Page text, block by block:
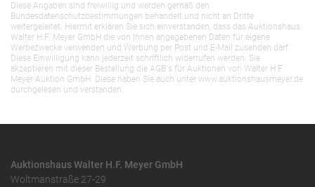
Diese Angaben sind freiwillig und werden gemäß den
Bundesdatenschutzbestimmungen behandelt und nicht an Dritte
weitergeleitet. Hiermit erklären Sie sich einverstanden, dass das Auktionshaus
Walter H.F. Meyer GmbH die von Ihnen angegebenen Daten für eigene
Werbezwecke verwenden und Werbung per Post und E-Mail zusenden darf.
Diese Einwilligung kann jederzeit schriftlich widerrufen werden. Sie
akzeptieren mit dieser Bestellung die AGB`s für Auktionen von Walter H.F.
Meyer Auktion GmbH. Diese haben Sie auch unter www.auktionshausmeyer.de
durchgelesen und verstanden.
Auktionshaus Walter H.F. Meyer GmbH
Woltmanstraße 27-29